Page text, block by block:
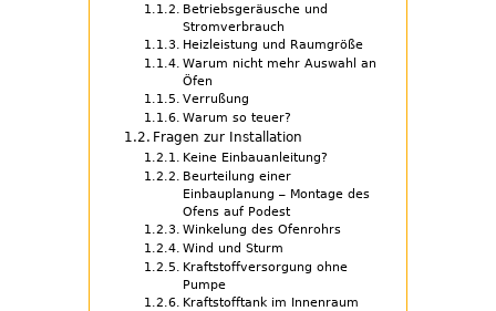
Betriebsgeräusche und
Stromverbrauch
Heizleistung und Raumgröße
Warum nicht mehr Auswahl an
Öfen
Verrußung
Warum so teuer?
Fragen zur Installation
Keine Einbauanleitung?
Beurteilung einer
Einbauplanung – Montage des
Ofens auf Podest
Winkelung des Ofenrohrs
Wind und Sturm
Kraftstoffversorgung ohne
Pumpe
Kraftstofftank im Innenraum